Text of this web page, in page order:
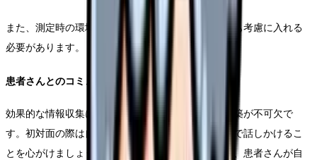
また、測定時の環境要因や患者さんの活動状況なども考慮に入れる
必要があります。
患者さんとのコミュニケーション技術
効果的な情報収集には、患者さんとの信頼関係の構築が不可欠で
す。初対面の際は自己紹介から始め、穏やかな口調で話しかけるこ
とを心がけましょう。また、開放型の質問を活用し、患者さんが自